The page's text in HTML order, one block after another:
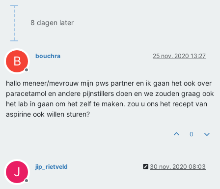
8 dagen later
B
Offline
bouchra 25 nov. 2020 13:27
hallo meneer/mevrouw mijn pws partner en ik gaan het ook over
paracetamol en andere pijnstillers doen en we zouden graag ook
het lab in gaan om het zelf te maken. zou u ons het recept van
aspirine ook willen sturen?
0
J
Offline
jip_rietveld 30 nov. 2020 08:03